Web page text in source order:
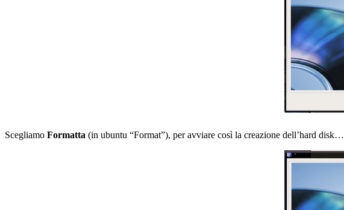
Scegliamo Formatta (in ubuntu “Format”), per avviare così la creazione dell’hard disk…